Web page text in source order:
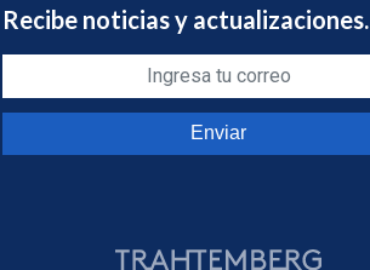
Recibe noticias y actualizaciones.